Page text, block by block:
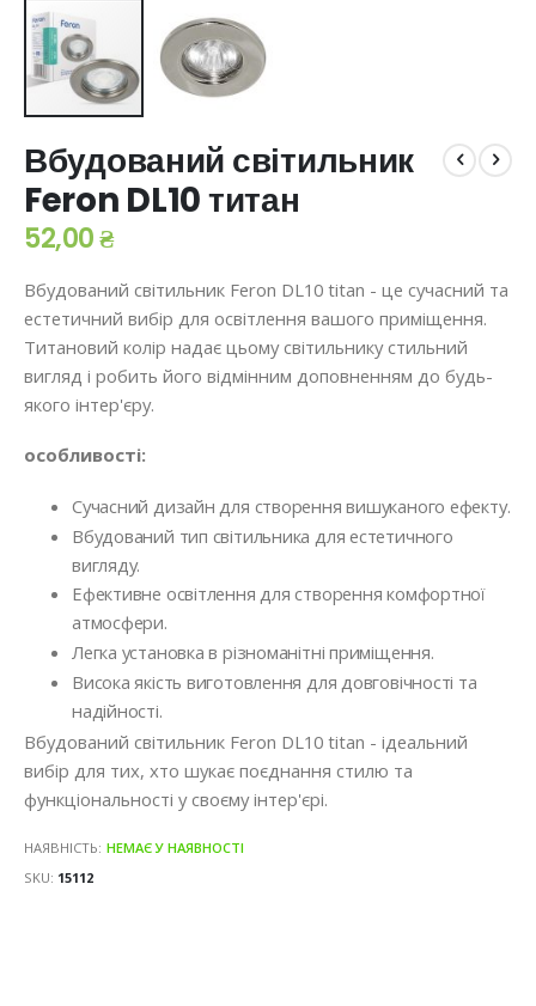
до
початку
галереї
зображень
Вбудований світильник
Feron DL10 титан
52,00 ₴
Вбудований світильник Feron DL10 titan - це сучасний та
естетичний вибір для освітлення вашого приміщення.
Титановий колір надає цьому світильнику стильний
вигляд і робить його відмінним доповненням до будь-
якого інтер'єру.
особливості:
Сучасний дизайн для створення вишуканого ефекту.
Вбудований тип світильника для естетичного
вигляду.
Ефективне освітлення для створення комфортної
атмосфери.
Легка установка в різноманітні приміщення.
Висока якість виготовлення для довговічності та
надійності.
Вбудований світильник Feron DL10 titan - ідеальний
вибір для тих, хто шукає поєднання стилю та
функціональності у своєму інтер'єрі.
НАЯВНІСТЬ: НЕМАЄ У НАЯВНОСТІ
SKU 15112